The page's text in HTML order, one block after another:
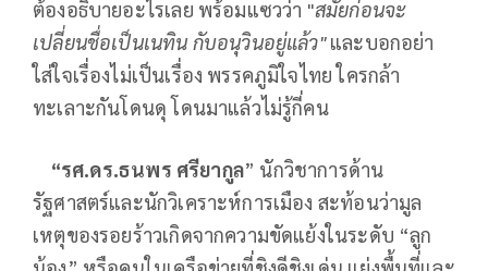
ต้องอธิบายอะไรเลย พร้อมแซวว่า "สมัยก่อนจะ
เปลี่ยนชื่อเป็นเนทิน กับอนุวินอยู่แล้ว"และบอกอย่า
ใส่ใจเรื่องไม่เป็นเรื่อง พรรคภูมิใจไทย ใครกล้า
ทะเลาะกันโดนดุ โดนมาแล้วไม่รู้กี่คน
“รศ.ดร.ธนพร ศรียากูล” นักวิชาการด้าน
รัฐศาสตร์และนักวิเคราะห์การเมือง สะท้อนว่ามูล
เหตุของรอยร้าวเกิดจากความขัดแย้งในระดับ “ลูก